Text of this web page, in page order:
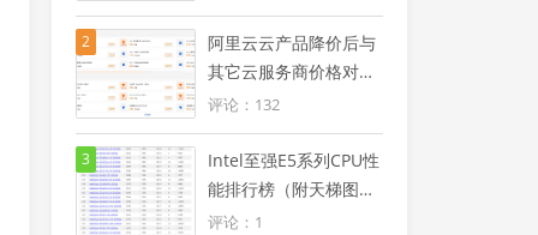
2
阿里云云产品降价后与
其它云服务商价格对比
优势明显（附阿里云
2024年降价信息汇总
图）
评论：132
3
Intel至强E5系列CPU性
能排行榜（附天梯图及
型号大全列表）
评论：1